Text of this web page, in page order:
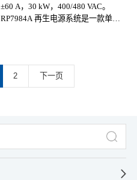
±60 A，30 kW，400/480 VAC。
RP7984A 再生电源系统是一款单路
2 下一页